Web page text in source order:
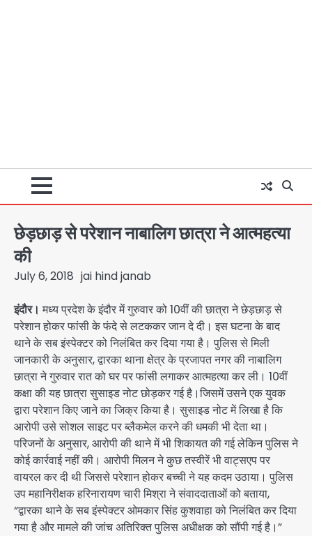
छेड़छाड़ से परेशान नाबालिग छात्रा ने आत्महत्या
की
July 6, 2018 jai hind janab
इंदौर। मध्य प्रदेश के इंदौर में गुरुवार को 10वीं की छात्रा ने छेड़छाड़ से
परेशान होकर फांसी के फंदे से लटककर जान दे दी। इस घटना के बाद
थाने के सब इंस्पेक्टर को निलंबित कर दिया गया है। पुलिस से मिली
जानकारी के अनुसार, द्वारका थाना क्षेत्र के प्रजापत नगर की नाबालिग
छात्रा ने गुरुवार रात को घर पर फांसी लगाकर आत्महत्या कर ली। 10वीं
कक्षा की यह छात्रा सुसाइड नोट छोड़कर गई है।जिसमें उसने एक युवक
द्वारा परेशान किए जाने का जिक्र किया है। सुसाइड नोट में लिखा है कि
आरोपी उसे सोशल साइट पर ब्लैकमेल करने की धमकी भी देता था।
परिजनों के अनुसार, आरोपी की थाने में भी शिकायत की गई लेकिन पुलिस ने
कोई कार्रवाई नहीं की। आरोपी मिलन ने कुछ तस्वीरें भी वाट्सएप पर
वायरल कर दी थी जिससे परेशान होकर बच्ची ने यह कदम उठाया। पुलिस
उप महानिरीक्षक हरिनारायण चारी मिश्रा ने संवाददाताओं को बताया,
“द्वारका थाने के सब इंस्पेक्टर ओमकार सिंह कुशवाहा को निलंबित कर दिया
गया है और मामले की जांच अतिरिक्त पुलिस अधीक्षक को सौंपी गई है।”